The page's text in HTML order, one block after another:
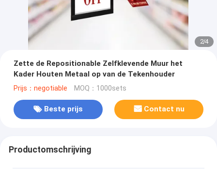
2/4
Zette de Repositionable Zelfklevende Muur het
Kader Houten Metaal op van de Tekenhouder
Prijs：negotiable MOQ：1000sets
Beste prijs Contact nu
Productomschrijving